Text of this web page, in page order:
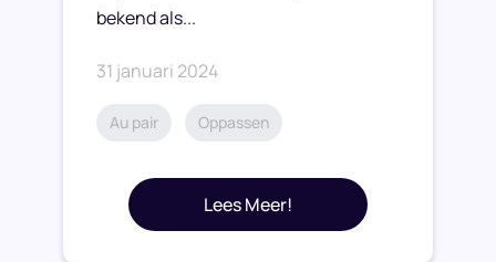
bekend als...
31 januari 2024
Au pair Oppassen
Lees Meer!